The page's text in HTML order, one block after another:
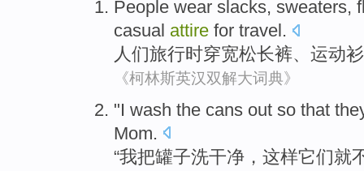
People wear slacks, sweaters,
casual attire for travel.
人们旅行时穿宽松长裤、 运动衫
《柯林斯英汉双解大词典》
"I wash the cans out so that
Mom.
“我把罐子洗干净 ， 这样它们就